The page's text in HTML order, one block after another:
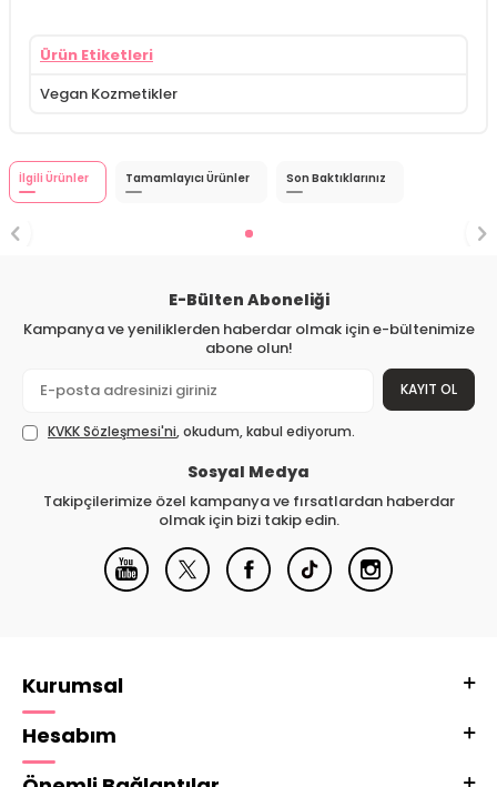
Ürün Etiketleri
Vegan Kozmetikler
İlgili Ürünler Tamamlayıcı Ürünler Son Baktıklarınız
E-Bülten Aboneliği
Kampanya ve yeniliklerden haberdar olmak için e-bültenimize
abone olun!
KAYIT OL
KVKK Sözleşmesi'ni, okudum, kabul ediyorum.
Sosyal Medya
Takipçilerimize özel kampanya ve fırsatlardan haberdar
olmak için bizi takip edin.
Kurumsal
Hesabım